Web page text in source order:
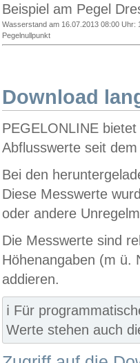
Beispiel am Pegel
Wasserstand am 16.07.2013 08:00 Uhr:
Pegelnullpunkt
Download
PEGELONLINE
Abflusswerte seit
Bei den
Diese Messwerte
oder andere
Die Messwerte sind
Höhenangaben (m ü.
addieren.
ℹ️ Für
Werte stehen auch